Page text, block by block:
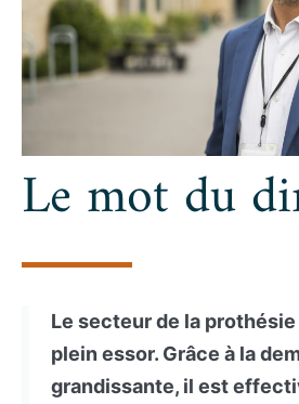
Le mot du
Le secteur de la
plein essor. Grâce à la
grandissante, il est